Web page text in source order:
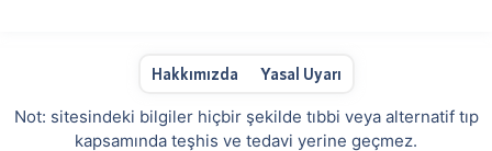
Hakkımızda Yasal Uyarı
Not: sitesindeki bilgiler hiçbir şekilde tıbbi veya alternatif tıp
kapsamında teşhis ve tedavi yerine geçmez.